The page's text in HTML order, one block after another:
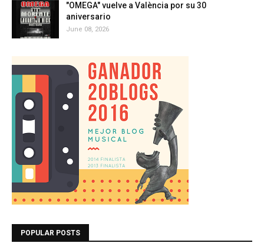
"OMEGA" vuelve a València por su 30
aniversario
June 08, 2026
POPULAR POSTS